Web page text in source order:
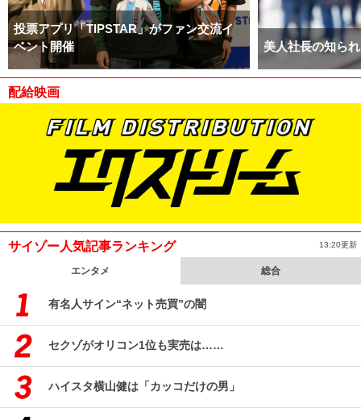
投票アプリ「TIPSTAR」がファン交流イ
ベント開催
美人社長の知ら
配給映画
サイゾー人気記事ランキング 13:20更新
エンタメ 総合
有名人サイン“ネット売買”の闇
セクゾがオリコン1位も実売は……
ハイスタ横山健は「カッコだけの男」